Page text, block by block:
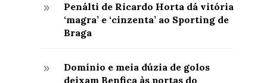
9
Penálti de Ricardo Horta dá vitória
‘magra’ e ‘cinzenta’ ao Sporting de
Braga
9
Domínio e meia dúzia de golos
deixam Benfica às portas do